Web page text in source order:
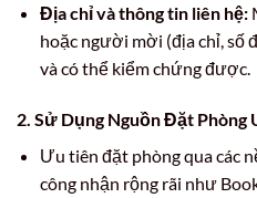
Địa chỉ và thông tin liên hệ:
hoặc người mời (địa chỉ, số
và có thể kiểm chứng được.
2. Sử Dụng Nguồn Đặt Phòng
Ưu tiên đặt phòng qua các
công nhận rộng rãi như